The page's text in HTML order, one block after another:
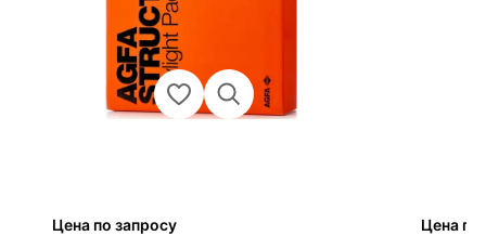
Цена по запросу Цена по